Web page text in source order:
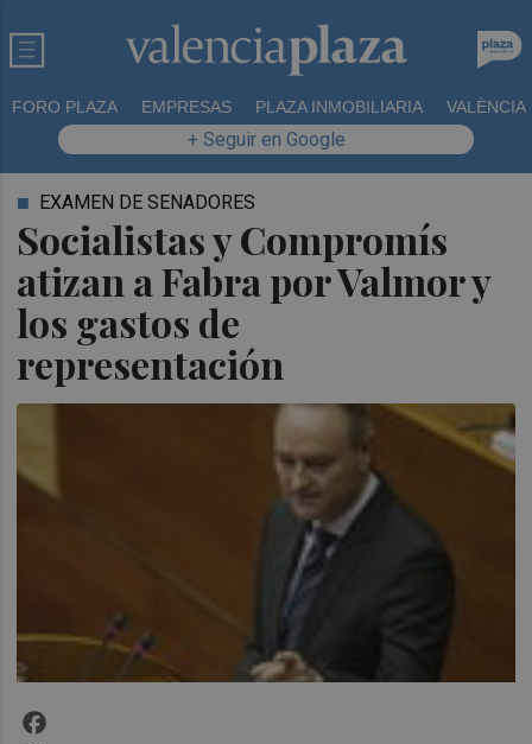
FORO PLAZA EMPRESAS PLAZA INMOBILIARIA VALÈNCIA
+ Seguir en Google
Socialistas y Compromís
atizan a Fabra por Valmor y
los gastos de
representación
EXAMEN DE SENADORES